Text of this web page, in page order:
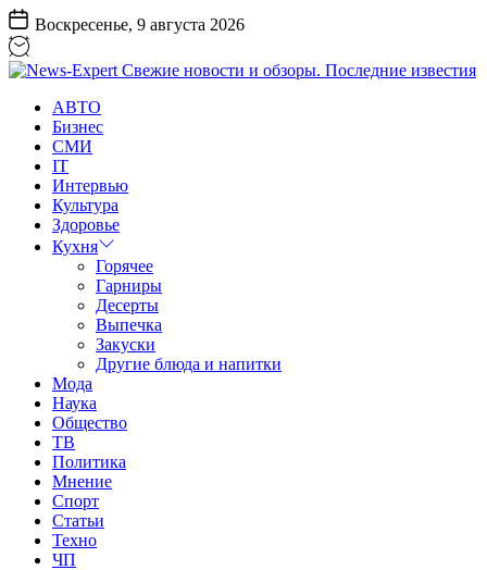
Перейти
к
содержанию
Воскресенье, 9 августа 2026
Expert
Свежие
новости
обзоры.
Последние
известия
АВТО
Бизнес
СМИ
IT
Интервью
Культура
Здоровье
Кухня
Горячее
Гарниры
Десерты
Выпечка
Закуски
Другие блюда и напитки
Мода
Наука
Общество
ТВ
Политика
Мнение
Спорт
Статьи
Техно
ЧП